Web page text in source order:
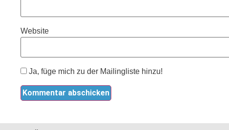
Website
Ja, füge mich zu der Mailingliste hinzu!